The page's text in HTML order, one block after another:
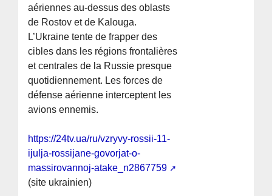
aériennes au-dessus des oblasts
de Rostov et de Kalouga.
L’Ukraine tente de frapper des
cibles dans les régions frontalières
et centrales de la Russie presque
quotidiennement. Les forces de
défense aérienne interceptent les
avions ennemis.
https://24tv.ua/ru/vzryvy-rossii-11-
ijulja-rossijane-govorjat-o-
massirovannoj-atake_n2867759
(site ukrainien)